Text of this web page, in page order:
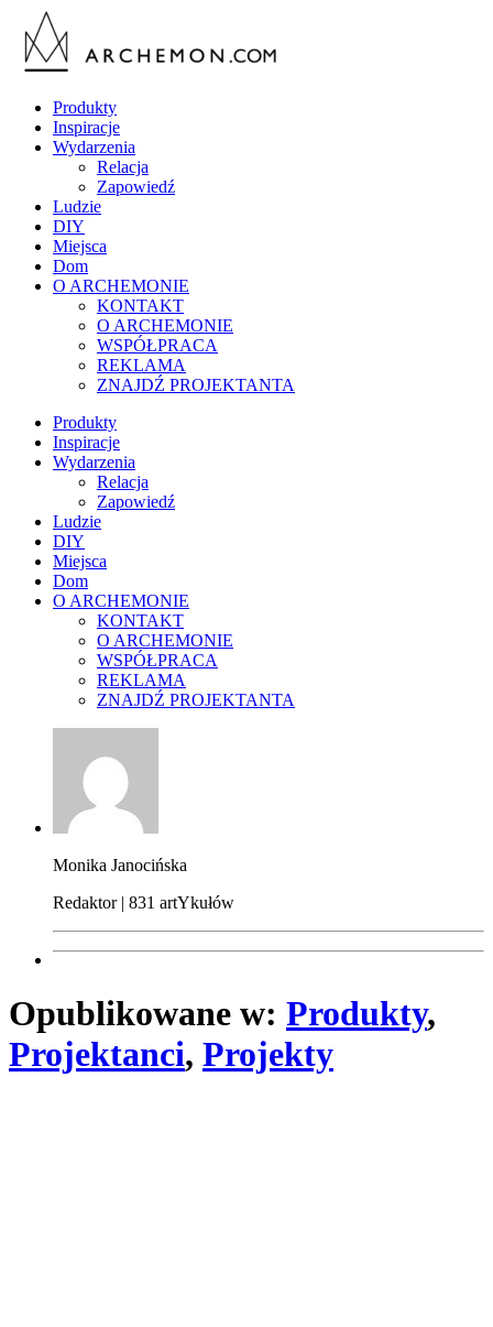
Produkty
Inspiracje
Wydarzenia
Relacja
Zapowiedź
Ludzie
DIY
Miejsca
Dom
O ARCHEMONIE
KONTAKT
O ARCHEMONIE
WSPÓŁPRACA
REKLAMA
ZNAJDŹ PROJEKTANTA
Produkty
Inspiracje
Wydarzenia
Relacja
Zapowiedź
Ludzie
DIY
Miejsca
Dom
O ARCHEMONIE
KONTAKT
O ARCHEMONIE
WSPÓŁPRACA
REKLAMA
ZNAJDŹ PROJEKTANTA
Monika Janocińska
Redaktor | 831 artYkułów
Opublikowane w: Produkty,
Projektanci, Projekty